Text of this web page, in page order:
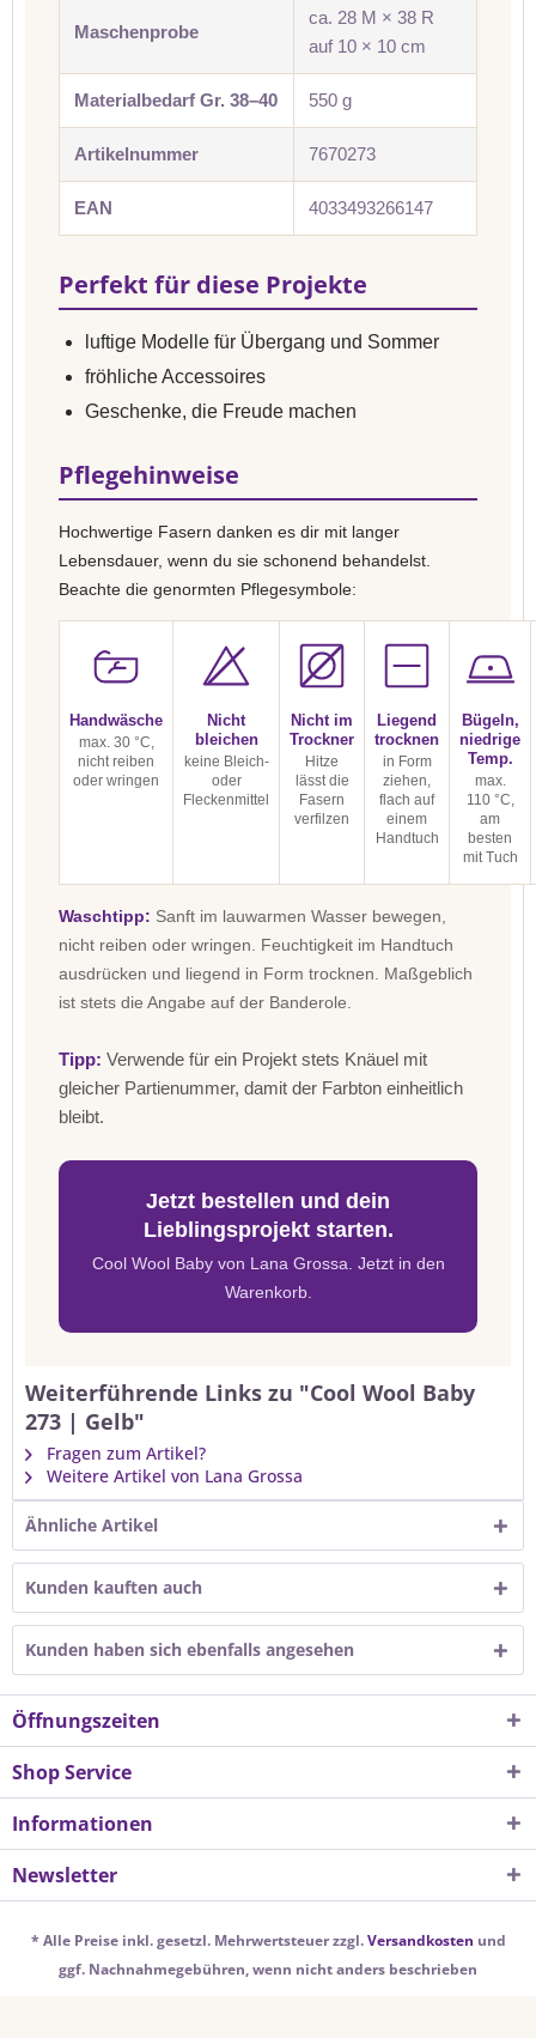
Maschenprobe
ca. 28 M × 38 R
auf 10 × 10 cm
Materialbedarf Gr. 38–40 550 g
Artikelnummer 7670273
EAN 4033493266147
Perfekt für diese Projekte
luftige Modelle für Übergang und Sommer
fröhliche Accessoires
Geschenke, die Freude machen
Pflegehinweise
Hochwertige Fasern danken es dir mit langer
Lebensdauer, wenn du sie schonend behandelst.
Beachte die genormten Pflegesymbole:
Handwäsche
max. 30 °C,
nicht reiben
oder wringen
Nicht
bleichen
keine Bleich-
oder
Fleckenmittel
Nicht im
Trockner
Hitze
lässt die
Fasern
verfilzen
Liegend
trocknen
in Form
ziehen,
flach auf
einem
Handtuch
Bügeln,
niedrige
Temp.
max.
110 °C,
am
besten
mit Tuch
Waschtipp: Sanft im lauwarmen Wasser bewegen,
nicht reiben oder wringen. Feuchtigkeit im Handtuch
ausdrücken und liegend in Form trocknen. Maßgeblich
ist stets die Angabe auf der Banderole.
Tipp: Verwende für ein Projekt stets Knäuel mit
gleicher Partienummer, damit der Farbton einheitlich
bleibt.
Jetzt bestellen und dein
Lieblingsprojekt starten.
Cool Wool Baby von Lana Grossa. Jetzt in den
Warenkorb.
Weiterführende Links zu "Cool Wool Baby
273 | Gelb"
Fragen zum Artikel?
Weitere Artikel von Lana Grossa
Ähnliche Artikel
Kunden kauften auch
Kunden haben sich ebenfalls angesehen
Öffnungszeiten
Shop Service
Informationen
Newsletter
* Alle Preise inkl. gesetzl. Mehrwertsteuer zzgl.Versandkosten und
ggf. Nachnahmegebühren, wenn nicht anders beschrieben